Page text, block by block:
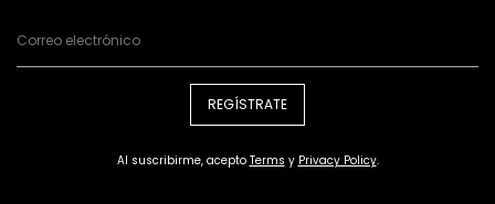
REGÍSTRATE
Al suscribirme, acepto Terms y Privacy Policy.